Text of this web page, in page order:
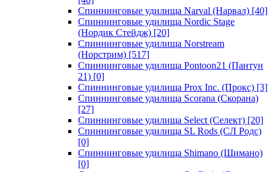
Спиннинговые удилища Narval (Нарвал) [40]
Спиннинговые удилища Nordic Stage
(Нордик Стейдж) [20]
Спиннинговые удилища Norstream
(Норстрим) [517]
Спиннинговые удилища Pontoon21 (Пантун
21) [0]
Спиннинговые удилища Prox Inc. (Прокс) [3]
Спиннинговые удилища Scorana (Скорана)
[27]
Спиннинговые удилища Select (Селект) [20]
Спиннинговые удилища SL Rods (СЛ Родс)
[0]
Спиннинговые удилища Shimano (Шимано)
[0]